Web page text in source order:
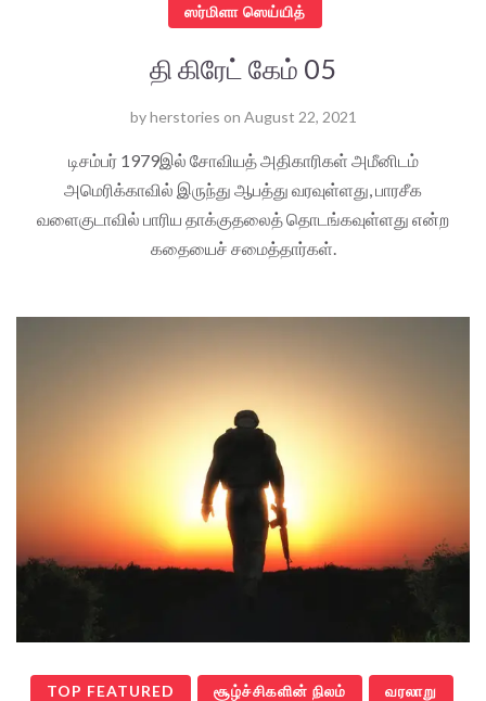
ஸர்மிளா ஸெய்யித்
தி கிரேட் கேம் 05
byherstories on August 22, 2021
டிசம்பர் 1979இல் சோவியத் அதிகாரிகள் அமீனிடம்
அமெரிக்காவில் இருந்து ஆபத்து வரவுள்ளது, பாரசீக
வளைகுடாவில் பாரிய தாக்குதலைத் தொடங்கவுள்ளது என்ற
கதையைச் சமைத்தார்கள்.
TOP FEATURED சூழ்ச்சிகளின் நிலம் வரலாறு